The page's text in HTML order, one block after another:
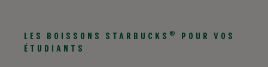
LES BOISSONS STARBUCKS ®
POUR VOS
ÉTUDIANTS